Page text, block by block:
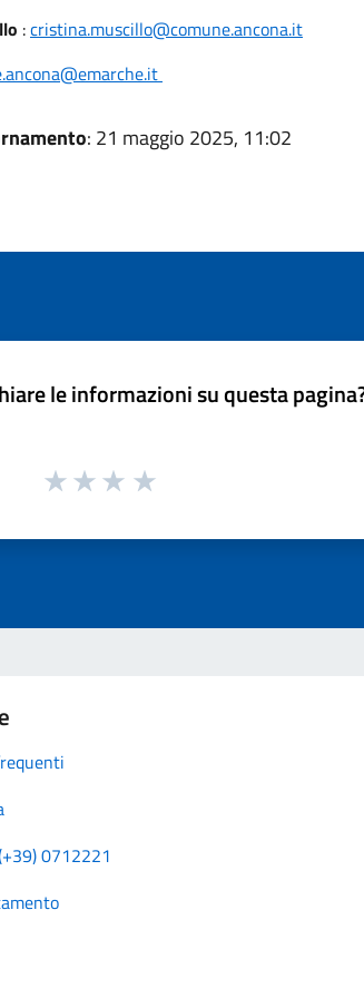
:cristina.muscillo@comune.ancona.it
: 21 maggio 2025, 11:02
le informazioni su questa
0712221